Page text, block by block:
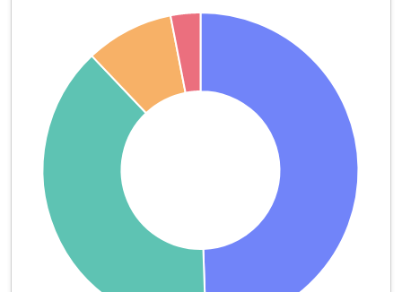
Justdata B.V.
Kolkweg 20 P 1
Justdeta B.V.
Kolkweg 20 P 1
Krijger Coating
Schutweg 46 P 9
Kunbi Invest
Kaapstanderweg 23 Unit 11